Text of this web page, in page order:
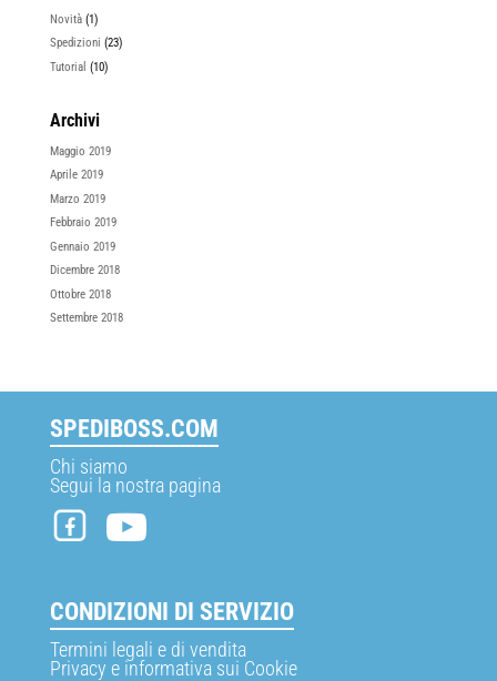
Novità(1)
Spedizioni (23)
Tutorial (10)
Archivi
Maggio 2019
Aprile 2019
Marzo 2019
Febbraio 2019
Gennaio 2019
Dicembre 2018
Ottobre 2018
Settembre 2018
SPEDIBOSS.COM
Chi siamo
Segui la nostra pagina
CONDIZIONI DI SERVIZIO
Termini legali e di vendita
Privacy e informativa sui Cookie